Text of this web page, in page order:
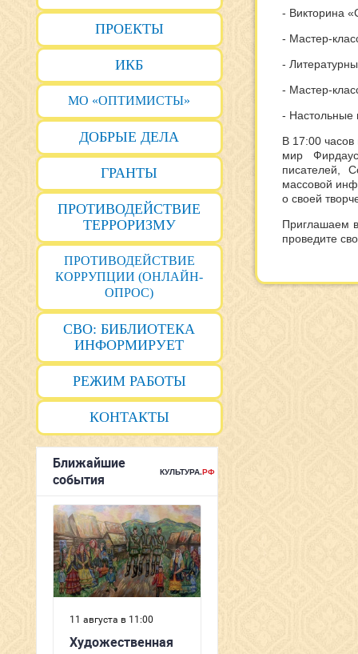
ПРОЕКТЫ
ИКБ
МО «ОПТИМИСТЫ»
ДОБРЫЕ ДЕЛА
ГРАНТЫ
ПРОТИВОДЕЙСТВИЕ
ТЕРРОРИЗМУ
ПРОТИВОДЕЙСТВИЕ
КОРРУПЦИИ (ОНЛАЙН-
ОПРОС)
СВО: БИБЛИОТЕКА
ИНФОРМИРУЕТ
РЕЖИМ РАБОТЫ
КОНТАКТЫ
- Викторина
- Мастер-
-
- Мастер-
- Настольные
В 17:00
мир
писателей,
массовой
о своей
Приглашаем
проведите